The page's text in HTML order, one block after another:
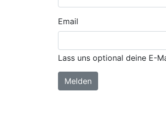
Email
Lass uns optional deine E-
Melden